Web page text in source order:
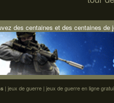
des centaines et des centaines de
| jeux de guerre | jeux de guerre en ligne